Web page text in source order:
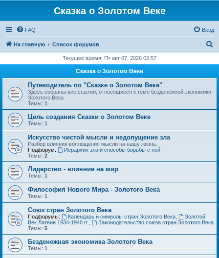
Сказка о Золотом Веке
FAQ Вход
На главную Список форумов
с
Текущее время: Пт авг 07, 2026 02:57
Сказка о Золотом Веке
Путеводитель по "Сказке о Золотом Веке"
Здесь собраны все ссылки, относящиеся к теме безденежной экономики
Золотого Века
Темы: 1
Цель создания Сказки о Золотом Веке
Темы: 1
Искусство чистой мысли и недопущение зла
Разбор влияния воплощения мысли на нашу жизнь.
Подфорум:
Иерархия зла и способы борьбы с ней
Темы: 2
Лидерство - влияние на мир
Темы: 1
Философия Нового Мира - Золотого Века
Темы: 1
Cоюз стран Золотого Века
Подфорумы: Календарь и символы стран Золотого Века,
Золотой
Век Латвии 1934-1940 гг.
Законодательство союза стран Золотого Века
Темы: 5
Безденежная экономика Золотого Века
Темы: 1